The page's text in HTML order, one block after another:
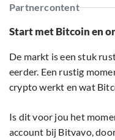
Partnercontent
Start met Bitcoin en
De markt is een stuk
eerder. Een rustig
crypto werkt en wat
Is dit voor jou het
account bij Bitvavo,